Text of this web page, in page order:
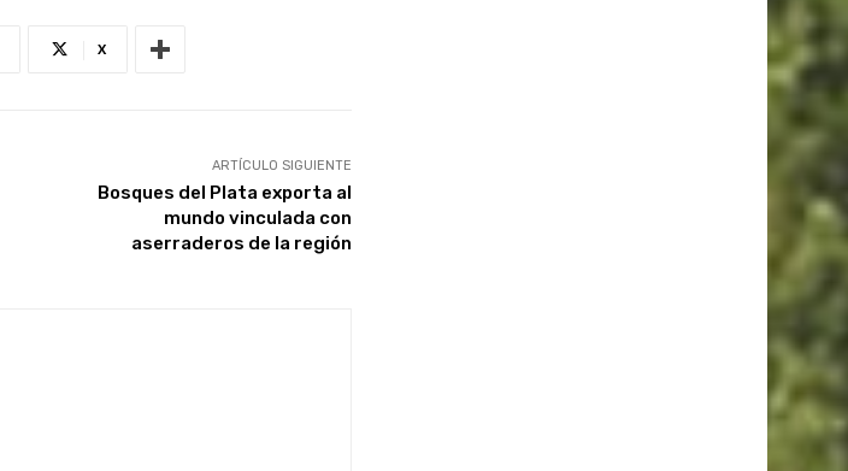
X
ARTÍCULO SIGUIENTE
Bosques del Plata exporta al
mundo vinculada con
aserraderos de la región